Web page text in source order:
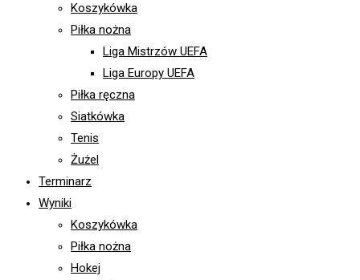
panel.
Koszykówka
Piłka nożna
Liga Mistrzów UEFA
Liga Europy UEFA
Piłka ręczna
Siatkówka
Tenis
Żużel
Terminarz
Wyniki
Koszykówka
Piłka nożna
Hokej